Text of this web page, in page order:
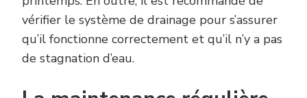
vérifier le système de drainage pour s’assurer
qu’il fonctionne correctement et qu’il n’y a pas
de stagnation d’eau.